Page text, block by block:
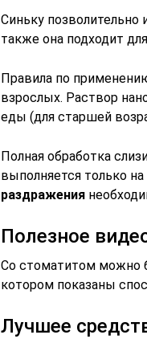
Синьку позволительно
также она подходит
Правила по
взрослых. Раствор
еды (для старшей
Полная обработка
выполняется только
раздражения
Полезное
Со стоматитом можно
котором показаны
Лучшее